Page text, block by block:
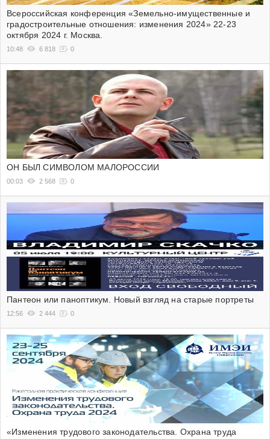
Всероссийская конференция «Земельно-имущественные и
градостроительные отношения: изменения 2024» 22-23
октября 2024 г. Москва.
10:48 6 818 0
ОН БЫЛ СИМВОЛОМ МАЛОРОССИИ
00:03 2 568 0
Пантеон или паноптикум. Новый взгляд на старые портреты
12:56 2 444 0
«Изменения трудового законодательства. Охрана труда